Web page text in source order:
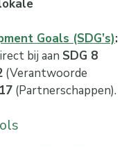
Goals (SDG’s):
bij aan SDG 8
(Verantwoorde
(Partnerschappen).